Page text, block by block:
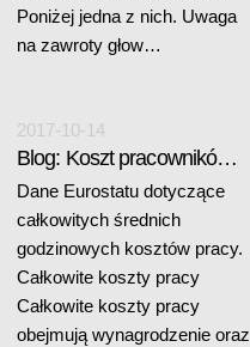
Poniżej jedna z nich. Uwaga
na zawroty głow…
2017-10-14
Blog: Koszt pracowników w UE
Dane Eurostatu dotyczące
całkowitych średnich
godzinowych kosztów pracy.
Całkowite koszty pracy
Całkowite koszty pracy
obejmują wynagrodzenie oraz